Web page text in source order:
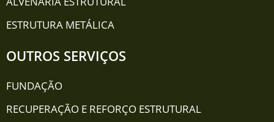
ESTRUTURA METÁLICA
OUTROS SERVIÇOS
FUNDAÇÃO
RECUPERAÇÃO E REFORÇO ESTRUTURAL